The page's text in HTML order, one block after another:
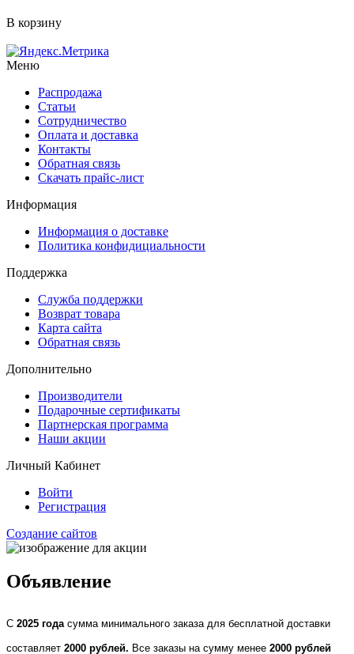
В корзину
Меню
Распродажа
Статьи
Сотрудничество
Оплата и доставка
Контакты
Обратная связь
Скачать прайс-лист
Информация
Информация о доставке
Политика конфидициальности
Поддержка
Служба поддержки
Возврат товара
Карта сайта
Обратная связь
Дополнительно
Производители
Подарочные сертификаты
Партнерская программа
Наши акции
Личный Кабинет
Войти
Регистрация
Создание сайтов
Объявление
С 2025 годасумма минимального заказа для бесплатной доставки
составляет 2000 рублей. Все заказы на сумму менее 2000 рублей